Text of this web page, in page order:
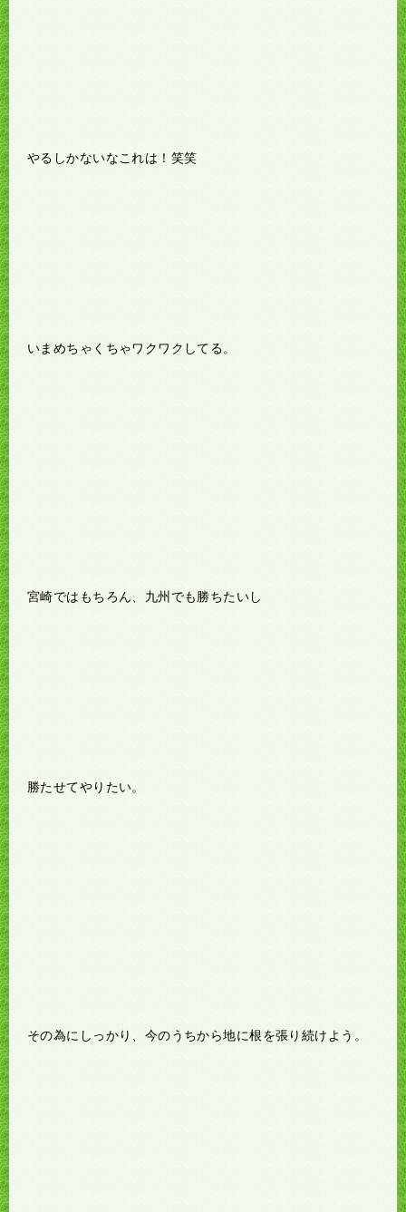
やるしかないなこれは！笑笑
いまめちゃくちゃワクワクしてる。
宮崎ではもちろん、九州でも勝ちたいし
勝たせてやりたい。
その為にしっかり、今のうちから地に根を張り続けよう。